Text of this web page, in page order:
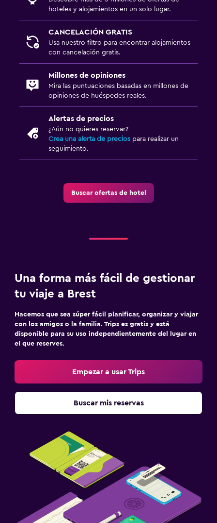
hoteles y alojamientos en un solo lugar.
CANCELACIÓN GRATIS
Usa nuestro filtro para encontrar alojamientos
con cancelación gratis.
Millones de opiniones
Mira las puntuaciones basadas en millones de
opiniones de huéspedes reales.
Alertas de precios
¿Aún no quieres reservar?
Crea una alerta de precios para realizar un
seguimiento.
Buscar ofertas de hotel
Una forma más fácil de gestionar
tu viaje a Brest
Hacemos que sea súper fácil planificar, organizar y viajar
con los amigos o la familia. Trips es gratis y está
disponible para su uso independientemente del lugar en
el que reserves.
Empezar a usar Trips
Buscar mis reservas